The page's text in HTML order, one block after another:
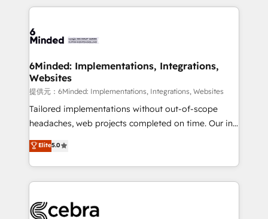
Our Expertise 🔹 Onboarding & Implementation:
tailored to your GTM motion. 🔹 Migrations:
from other CRMs to HubSpot without data loss or
downtime. 🔹 RevOps Strategy: Align teams,
processes, and data to drive revenue efficiency. 🔹
Integrations: Connect HubSpot with your tech stack
for better adoption. 🔹 Custom Solutions: Build
SOC 2 Type II and ISO 27001 certified, reinforcing
our commitment to data security and compliance. At
6Minded: Implementations, Integrations,
Websites
提供元：6Minded: Implementations, Integrations, Websites
Tailored implementations without out-of-scope
headaches, web projects completed on time. Our in-
house team of certified CRM architects, experts,
developers, designers, and marketers handles all
aspects of your HubSpot. ✨ 400+ global clients ✨
100+ seamless migrations from 15+ different CRMs
implementations, and 5,000+ pages ✨ CS: Clients
Elite5.0